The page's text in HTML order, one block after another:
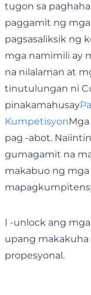
tugon sa
paggamit ng
pagsasaliksik ng
mga namimili ay
na nilalaman at
tinutulungan ni
pinakamahusay
Kumpetisyon
pag -abot.
gumagamit na
makabuo ng
I -unlock ang
upang makakuha
propesyonal.